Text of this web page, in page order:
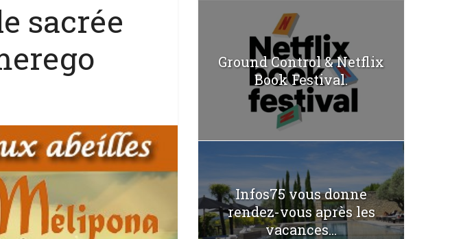
sacrée
Ground Control & Netflix
Book Festival.
Infos75 vous donne
rendez-vous après les
vacances...